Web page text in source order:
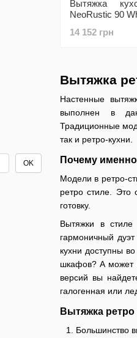
Вытяжка
Настенные
выполнен в
Традиционные
так и ретро-кухни.
Почему
Модели в ретро-
ретро стиле.
готовку.
Вытяжки в стиле
гармоничный
кухни доступны
шкафов? А может
версий вы
галогенная или
Вытяжка
Большинство
Вытяжка
NeoRustic 90
14 152 грн
OK